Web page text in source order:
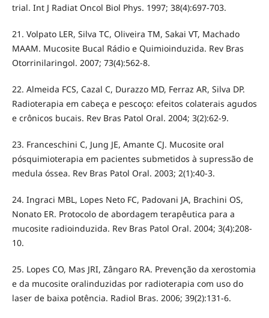
trial. Int J Radiat Oncol Biol Phys. 1997; 38(4):697-703.
21. Volpato LER, Silva TC, Oliveira TM, Sakai VT, Machado
MAAM. Mucosite Bucal Rádio e Quimioinduzida. Rev Bras
Otorrinilaringol. 2007; 73(4):562-8.
22. Almeida FCS, Cazal C, Durazzo MD, Ferraz AR, Silva DP.
Radioterapia em cabeça e pescoço: efeitos colaterais agudos
e crônicos bucais. Rev Bras Patol Oral. 2004; 3(2):62-9.
23. Franceschini C, Jung JE, Amante CJ. Mucosite oral
pósquimioterapia em pacientes submetidos à supressão de
medula óssea. Rev Bras Patol Oral. 2003; 2(1):40-3.
24. Ingraci MBL, Lopes Neto FC, Padovani JA, Brachini OS,
Nonato ER. Protocolo de abordagem terapêutica para a
mucosite radioinduzida. Rev Bras Patol Oral. 2004; 3(4):208-
10.
25. Lopes CO, Mas JRI, Zângaro RA. Prevenção da xerostomia
e da mucosite oralinduzidas por radioterapia com uso do
laser de baixa potência. Radiol Bras. 2006; 39(2):131-6.